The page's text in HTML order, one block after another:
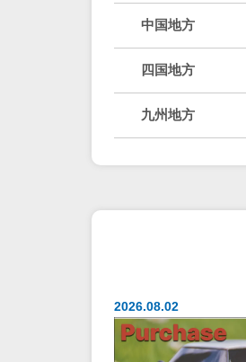
中国地方
四国地方
九州地方
2026.08.02